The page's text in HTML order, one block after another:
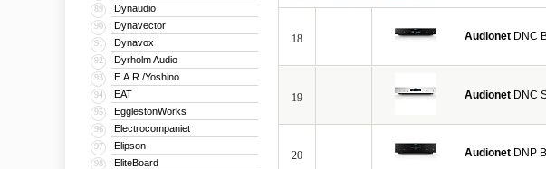
89 Dynaudio
90 Dynavector
91 Dynavox
92 Dyrholm Audio
93 E.A.R./Yoshino
94 EAT
95 EgglestonWorks
96 Electrocompaniet
97 Elipson
98 EliteBoard
18 Audionet DNC
19 Audionet DNC
20 Audionet DNP